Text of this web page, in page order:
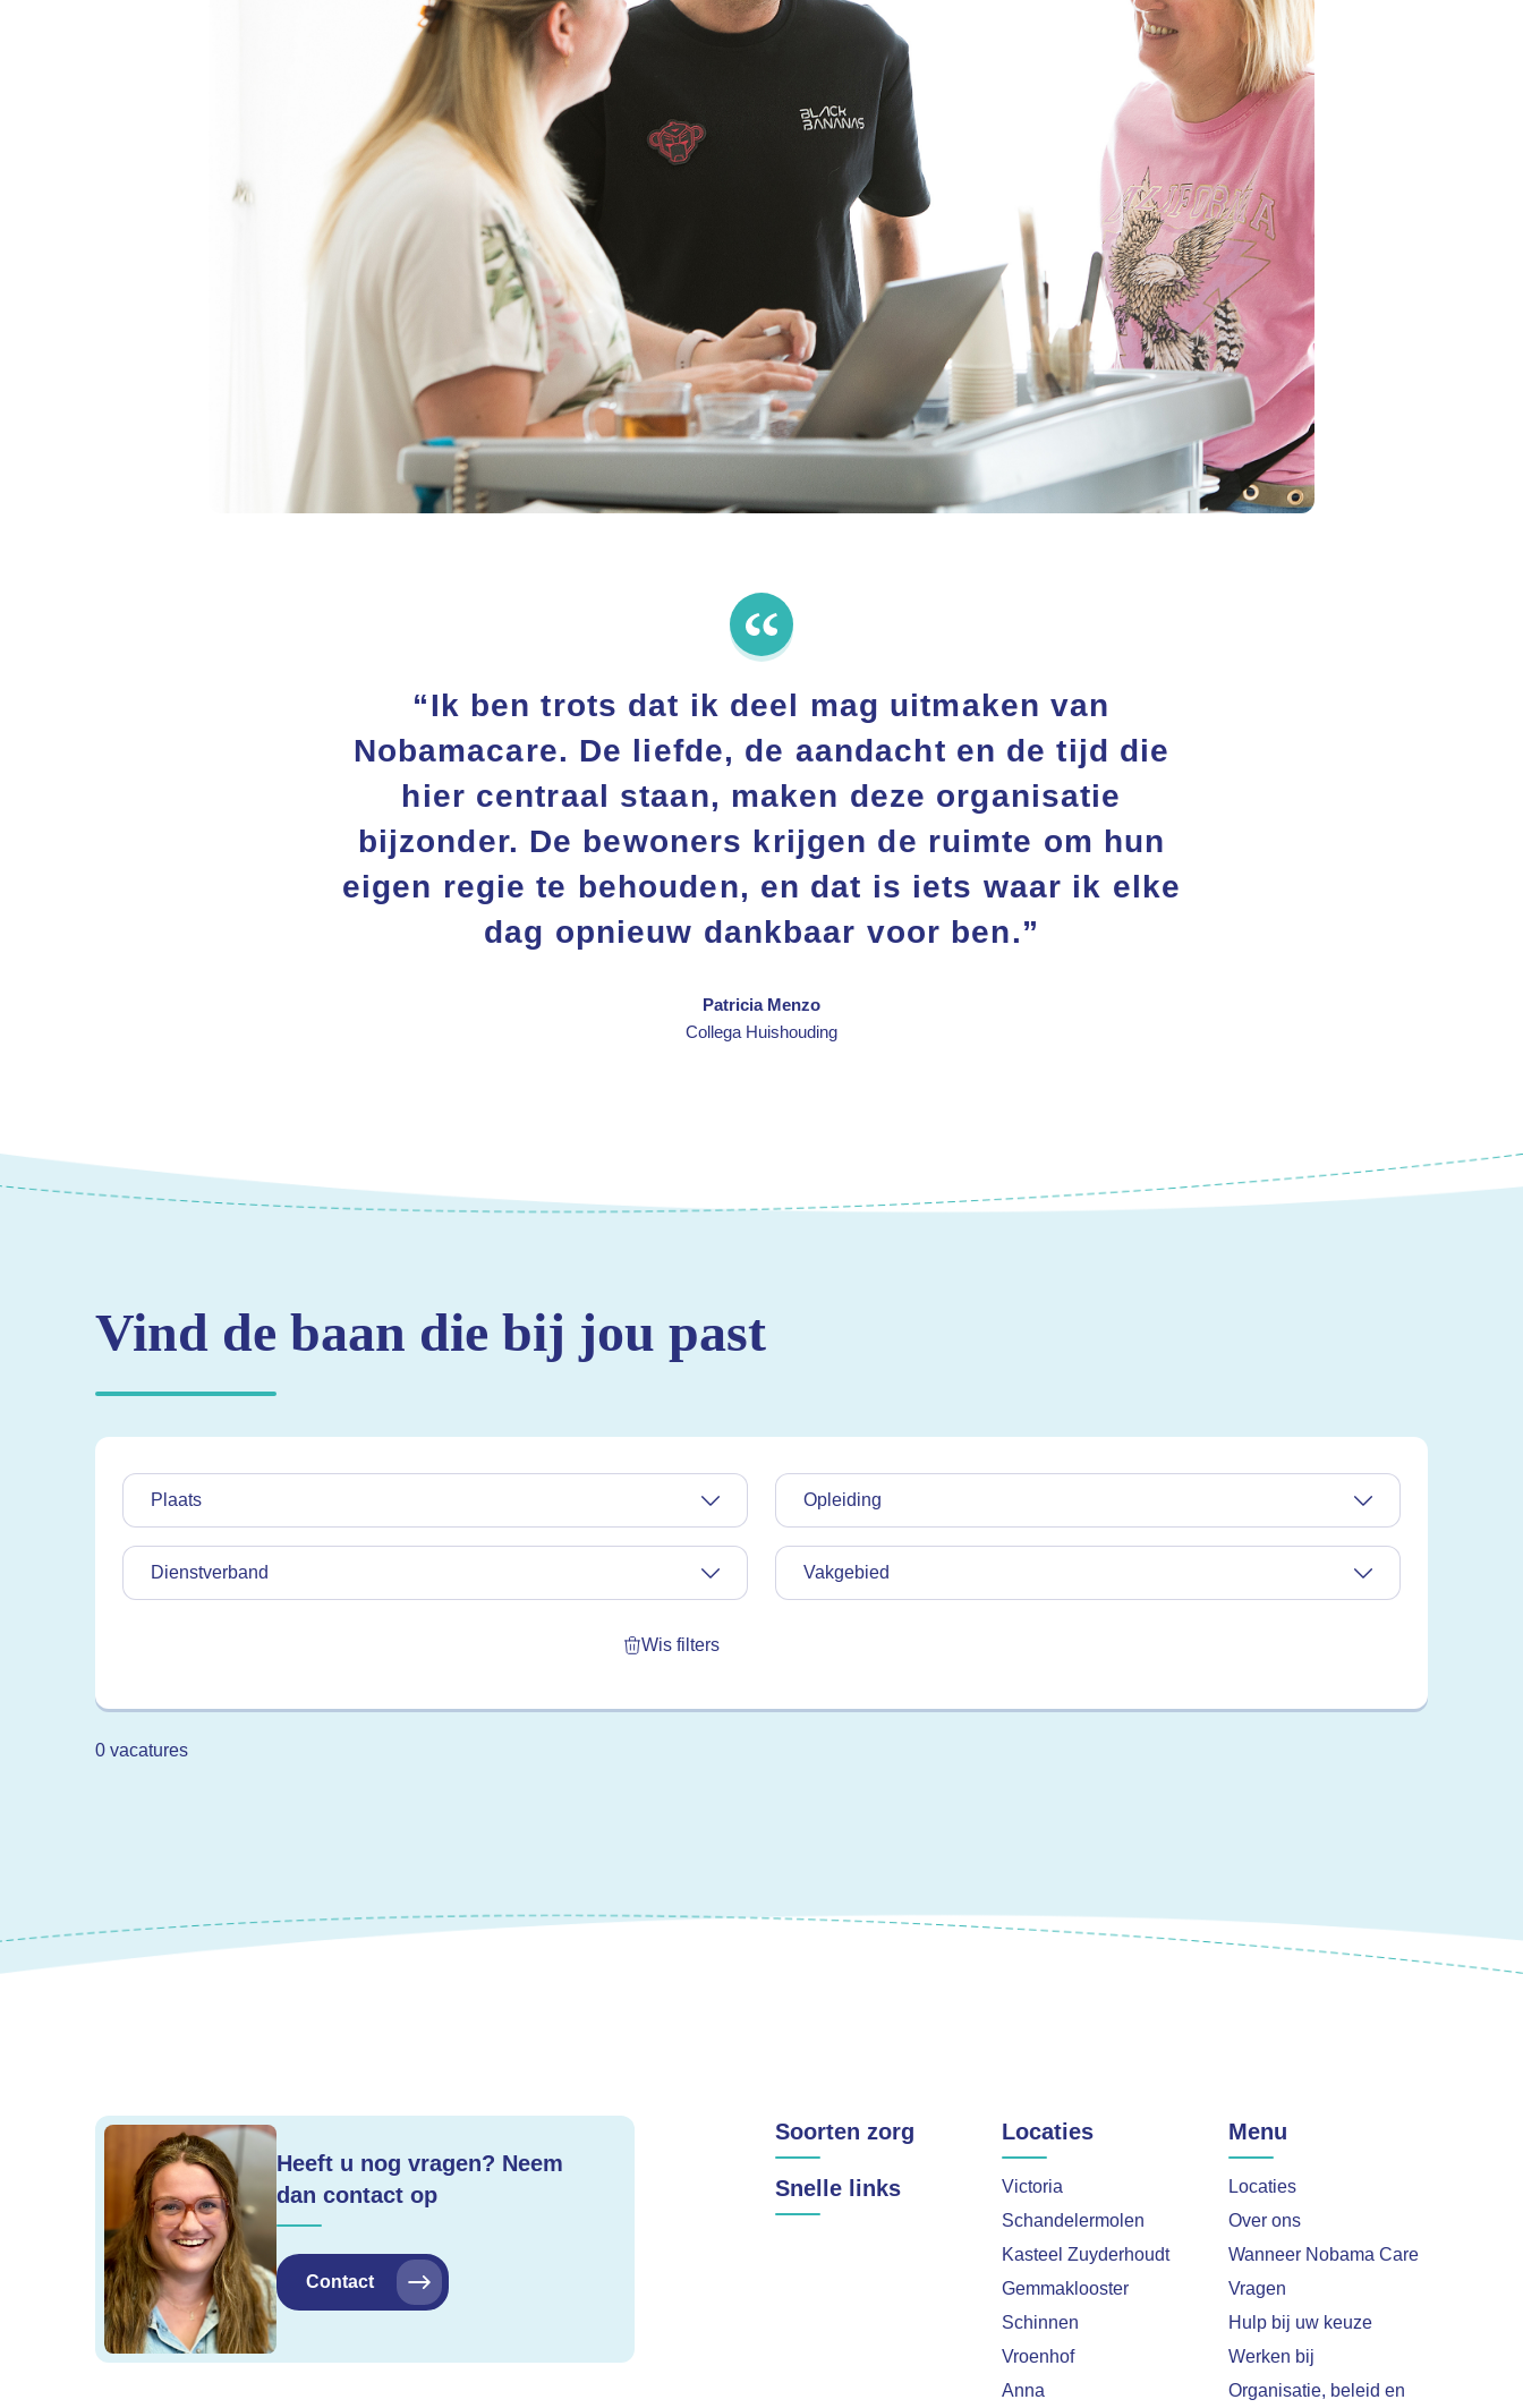
“Ik ben trots dat ik deel mag uitmaken van
Nobamacare. De liefde, de aandacht en de tijd die
hier centraal staan, maken deze organisatie
bijzonder. De bewoners krijgen de ruimte om hun
eigen regie te behouden, en dat is iets waar ik elke
dag opnieuw dankbaar voor ben.”
Patricia Menzo
Collega Huishouding
Vind de baan die bij jou past
Plaats Opleiding
Dienstverband Vakgebied
Wis filters
0 vacatures
Heeft u nog vragen? Neem
dan contact op
Contact
Soorten zorg
Snelle links
Locaties
Victoria
Schandelermolen
Kasteel Zuyderhoudt
Gemmaklooster
Schinnen
Vroenhof
Anna
Menu
Locaties
Over ons
Wanneer Nobama Care
Vragen
Hulp bij uw keuze
Werken bij
Organisatie, beleid en